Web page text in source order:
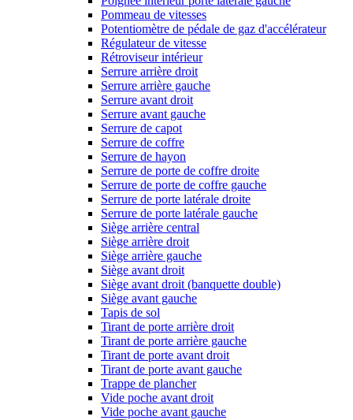
Pommeau de vitesses
Potentiomètre de pédale de gaz d'accélérateur
Régulateur de vitesse
Rétroviseur intérieur
Serrure arrière droit
Serrure arrière gauche
Serrure avant droit
Serrure avant gauche
Serrure de capot
Serrure de coffre
Serrure de hayon
Serrure de porte de coffre droite
Serrure de porte de coffre gauche
Serrure de porte latérale droite
Serrure de porte latérale gauche
Siège arrière central
Siège arrière droit
Siège arrière gauche
Siège avant droit
Siège avant droit (banquette double)
Siège avant gauche
Tapis de sol
Tirant de porte arrière droit
Tirant de porte arrière gauche
Tirant de porte avant droit
Tirant de porte avant gauche
Trappe de plancher
Vide poche avant droit
Vide poche avant gauche